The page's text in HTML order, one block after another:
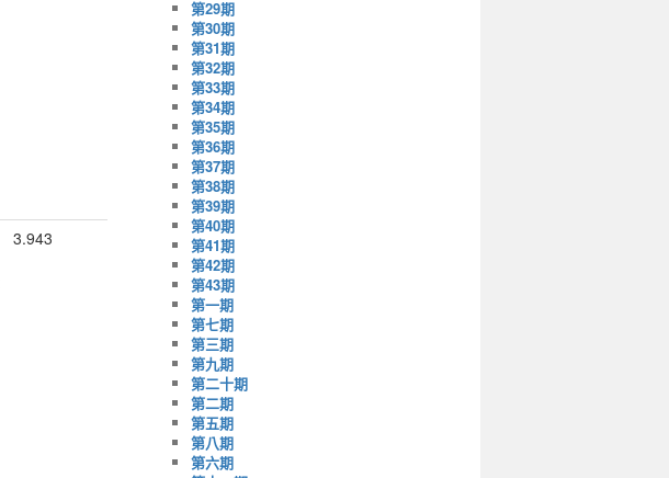
3.943
第29期
第30期
第31期
第32期
第33期
第34期
第35期
第36期
第37期
第38期
第39期
第40期
第41期
第42期
第43期
第一期
第七期
第三期
第九期
第二十期
第二期
第五期
第八期
第六期